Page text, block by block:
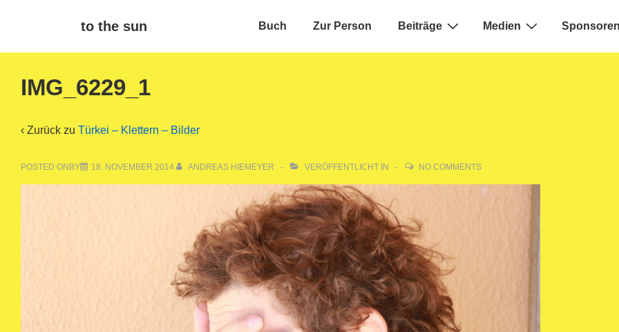
to the sun
Main
Buch Zur Person Beiträge Medien
IMG_6229_1
‹ Zurück zu Türkei – Klettern – Bilder
POSTED ONBY 18. NOVEMBER 2014 ANDREAS HIEMEYER VERÖFFENTLICHT IN NO COMMENTS